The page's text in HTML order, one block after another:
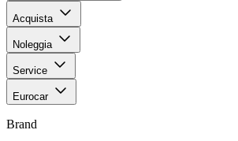
Acquista
Noleggia
Service
Eurocar
Brand